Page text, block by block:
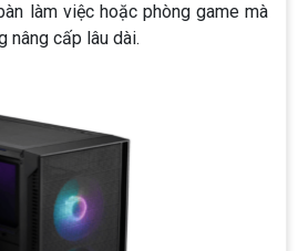
làm việc hoặc phòng game mà
nâng cấp lâu dài.